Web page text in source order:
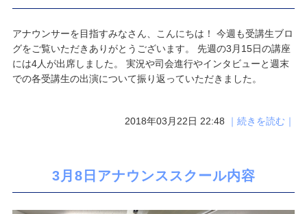
アナウンサーを目指すみなさん、こんにちは！ 今週も受講生ブロ
グをご覧いただきありがとうございます。 先週の3月15日の講座
には4人が出席しました。 実況や司会進行やインタビューと週末
での各受講生の出演について振り返っていただきました。
2018年03月22日 22:48 ｜続きを読む｜
3月8日アナウンススクール内容